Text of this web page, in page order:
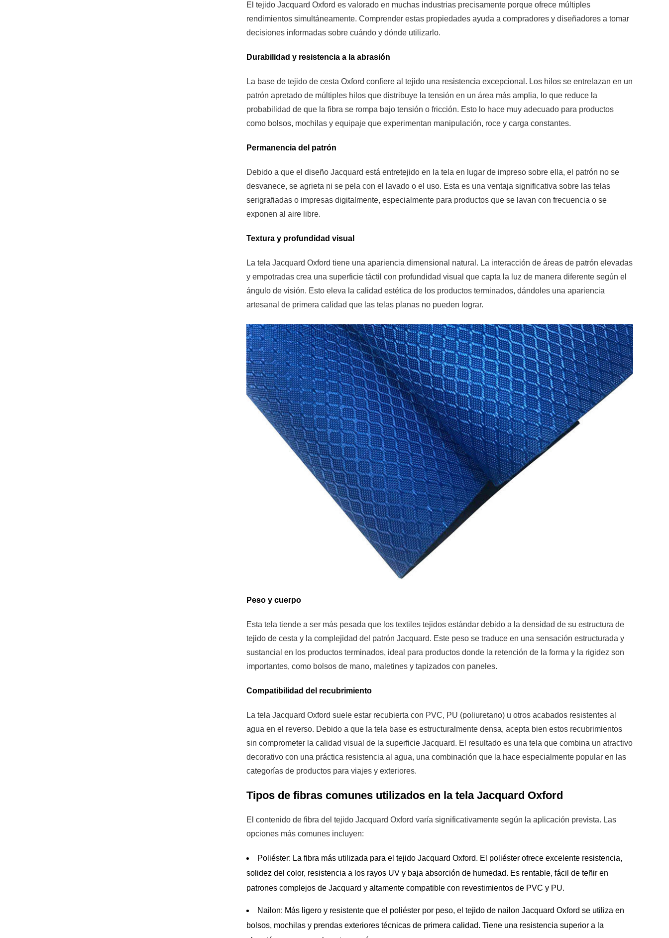
y
cuerpo
3.5
Compatibilidad
recubrimiento
4
Tipos
comunes
en
la
tela
Jacquard
5
principales
en
todas
las
6
Tela
Oxford
Jacquard
frente
a
tela
Oxford
estándar
peso
Definición
del
patrón
y
de
repetición
y
rendimiento
Solidez
del
y
certificaciones
medioambientales
El tejido Jacquard Oxford es valorado en muchas industrias precisamente porque ofrece múltiples
rendimientos simultáneamente. Comprender estas propiedades ayuda a compradores y diseñadores a tomar
decisiones informadas sobre cuándo y dónde utilizarlo.
Durabilidad y resistencia a la abrasión
La base de tejido de cesta Oxford confiere al tejido una resistencia excepcional. Los hilos se entrelazan en un
patrón apretado de múltiples hilos que distribuye la tensión en un área más amplia, lo que reduce la
probabilidad de que la fibra se rompa bajo tensión o fricción. Esto lo hace muy adecuado para productos
como bolsos, mochilas y equipaje que experimentan manipulación, roce y carga constantes.
Permanencia del patrón
Debido a que el diseño Jacquard está entretejido en la tela en lugar de impreso sobre ella, el patrón no se
desvanece, se agrieta ni se pela con el lavado o el uso. Esta es una ventaja significativa sobre las telas
serigrafiadas o impresas digitalmente, especialmente para productos que se lavan con frecuencia o se
exponen al aire libre.
Textura y profundidad visual
La tela Jacquard Oxford tiene una apariencia dimensional natural. La interacción de áreas de patrón elevadas
y empotradas crea una superficie táctil con profundidad visual que capta la luz de manera diferente según el
ángulo de visión. Esto eleva la calidad estética de los productos terminados, dándoles una apariencia
artesanal de primera calidad que las telas planas no pueden lograr.
Peso y cuerpo
Esta tela tiende a ser más pesada que los textiles tejidos estándar debido a la densidad de su estructura de
tejido de cesta y la complejidad del patrón Jacquard. Este peso se traduce en una sensación estructurada y
sustancial en los productos terminados, ideal para productos donde la retención de la forma y la rigidez son
importantes, como bolsos de mano, maletines y tapizados con paneles.
Compatibilidad del recubrimiento
La tela Jacquard Oxford suele estar recubierta con PVC, PU (poliuretano) u otros acabados resistentes al
agua en el reverso. Debido a que la tela base es estructuralmente densa, acepta bien estos recubrimientos
sin comprometer la calidad visual de la superficie Jacquard. El resultado es una tela que combina un atractivo
decorativo con una práctica resistencia al agua, una combinación que la hace especialmente popular en las
categorías de productos para viajes y exteriores.
Tipos de fibras comunes utilizados en la tela Jacquard Oxford
El contenido de fibra del tejido Jacquard Oxford varía significativamente según la aplicación prevista. Las
opciones más comunes incluyen:
Poliéster: La fibra más utilizada para el tejido Jacquard Oxford. El poliéster ofrece excelente resistencia,
solidez del color, resistencia a los rayos UV y baja absorción de humedad. Es rentable, fácil de teñir en
patrones complejos de Jacquard y altamente compatible con revestimientos de PVC y PU.
Nailon: Más ligero y resistente que el poliéster por peso, el tejido de nailon Jacquard Oxford se utiliza en
bolsos, mochilas y prendas exteriores técnicas de primera calidad. Tiene una resistencia superior a la